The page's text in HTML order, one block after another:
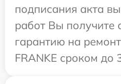
подписания акта
работ Вы
гарантию на
FRANKE сроком до